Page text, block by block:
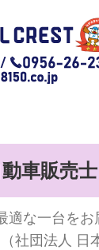
車販売
適な一台をお
社団法人 日